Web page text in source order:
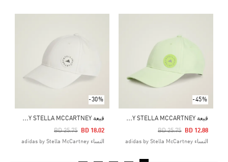
-45%
ق
بعة ADIDAS BY STELLA MCCARTNEY
Price Reduced From
BD 25.75
To BD 12.88
النساء adidas by Stella McCartney
-30%
ق
بعة ADIDAS BY STELLA MCCARTNEY
Price Reduced From
BD 25.75
To BD 18.02
النساء adidas by Stella McCartney
Price Reduced From